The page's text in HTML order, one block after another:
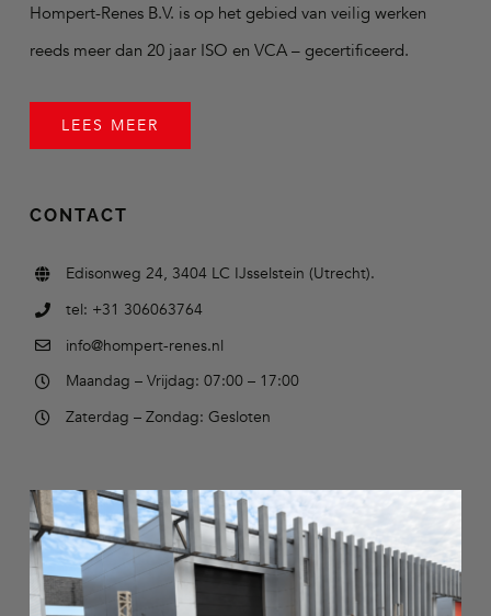
Hompert-Renes B.V. is op het gebied van veilig werken
reeds meer dan 20 jaar ISO en VCA – gecertificeerd.
LEES MEER
CONTACT
Edisonweg 24, 3404 LC IJsselstein (Utrecht).
tel: +31 306063764
info@hompert-renes.nl
Maandag – Vrijdag: 07:00 – 17:00
Zaterdag – Zondag: Gesloten